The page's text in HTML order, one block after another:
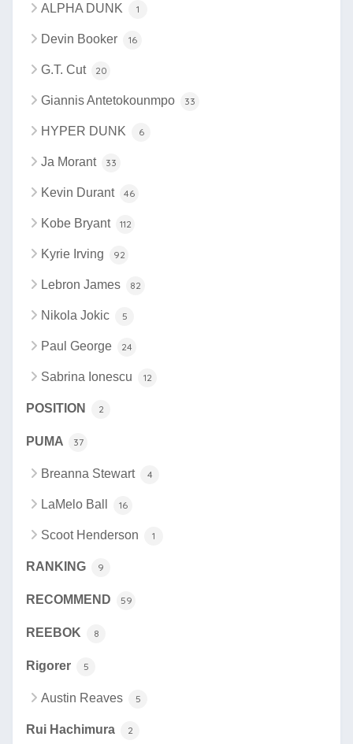
ALPHA DUNK 1
Devin Booker 16
G.T. Cut 20
Giannis Antetokounmpo 33
HYPER DUNK 6
Ja Morant 33
Kevin Durant 46
Kobe Bryant 112
Kyrie Irving 92
Lebron James 82
Nikola Jokic 5
Paul George 24
Sabrina Ionescu 12
POSITION 2
PUMA 37
Breanna Stewart 4
LaMelo Ball 16
Scoot Henderson 1
RANKING 9
RECOMMEND 59
REEBOK 8
Rigorer 5
Austin Reaves 5
Rui Hachimura 2